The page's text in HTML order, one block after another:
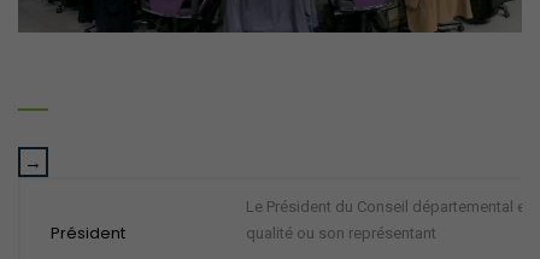
Président
Le Président du Conseil départemental es-
qualité ou son représentant